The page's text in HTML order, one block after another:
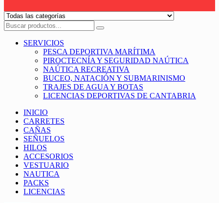
SERVICIOS
PESCA DEPORTIVA MARÍTIMA
PIROCTECNÍA Y SEGURIDAD NAÚTICA
NAÚTICA RECREATIVA
BUCEO, NATACIÓN Y SUBMARINISMO
TRAJES DE AGUA Y BOTAS
LICENCIAS DEPORTIVAS DE CANTABRIA
INICIO
CARRETES
CAÑAS
SEÑUELOS
HILOS
ACCESORIOS
VESTUARIO
NAUTICA
PACKS
LICENCIAS